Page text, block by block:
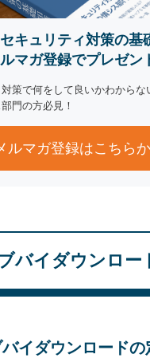
キュリティ対策の基
マガ登録でプレゼン
策で何をして良いかわからな
門の方必見！
ルマガ登録はこちら
バイダウンロー
バイダウンロード